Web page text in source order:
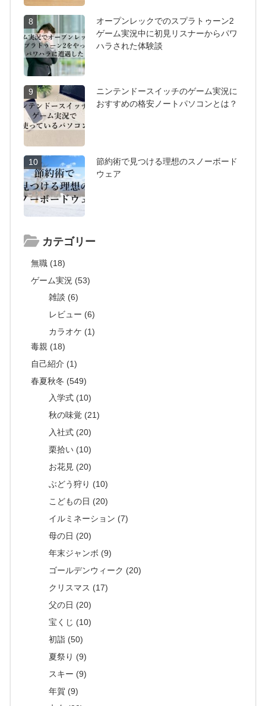
8
オープンレックでのスプラトゥーン2
ゲーム実況中に初見リスナーからパワ
ハラされた体験談
9
ニンテンドースイッチのゲーム実況に
おすすめの格安ノートパソコンとは？
10
節約術で見つける理想のスノーボード
ウェア
カテゴリー
無職 (18)
ゲーム実況 (53)
雑談 (6)
レビュー (6)
カラオケ (1)
毒親 (18)
自己紹介 (1)
春夏秋冬 (549)
入学式 (10)
秋の味覚 (21)
入社式 (20)
栗拾い (10)
お花見 (20)
ぶどう狩り (10)
こどもの日 (20)
イルミネーション (7)
母の日 (20)
年末ジャンボ (9)
ゴールデンウィーク (20)
クリスマス (17)
父の日 (20)
宝くじ (10)
初詣 (50)
夏祭り (9)
スキー (9)
年賀 (9)